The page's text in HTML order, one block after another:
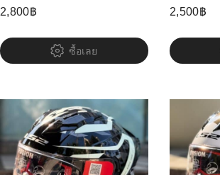
2,800฿
ซื้อเลย
2,500฿